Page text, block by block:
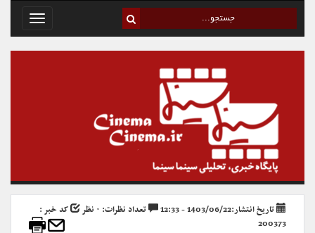
Toggle
تاریخ انتشار:1403/06/22 - 12:33 تعداد نظرات: ۰ نظر
کد خبر :
200373